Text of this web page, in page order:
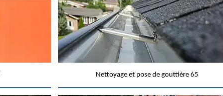
Nettoyage et pose de gouttière 65